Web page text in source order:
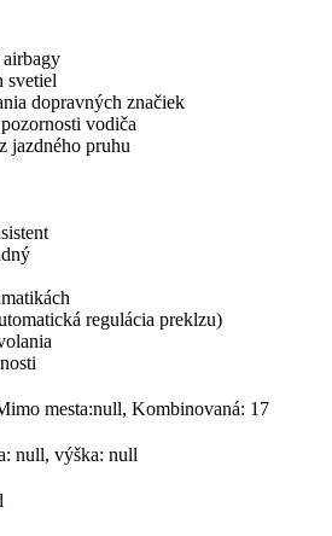
airbagy
svetiel
dopravných značiek
vodiča
jazdného pruhu
regulácia preklzu)
mesta:null, Kombinovaná: 17
null, výška: null